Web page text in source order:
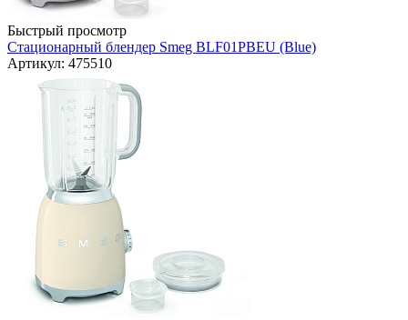
Быстрый просмотр
Стационарный блендер Smeg BLF01PBEU (Blue)
Артикул: 475510